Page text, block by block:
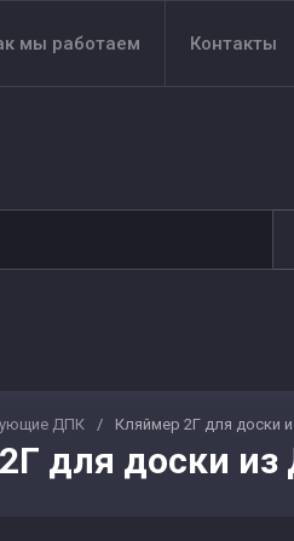
мы работаем Контакты
ДПК / Кляймер 2Г для доски
для доски из